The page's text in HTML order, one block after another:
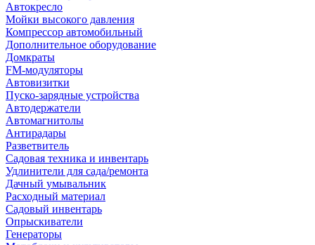
Автокресло
Мойки высокого давления
Компрессор автомобильный
Дополнительное оборудование
Домкраты
FM-модуляторы
Автовизитки
Пуско-зарядные устройства
Автодержатели
Автомагнитолы
Антирадары
Разветвитель
Садовая техника и инвентарь
Удлинители для сада/ремонта
Дачный умывальник
Расходный материал
Садовый инвентарь
Опрыскиватели
Генераторы